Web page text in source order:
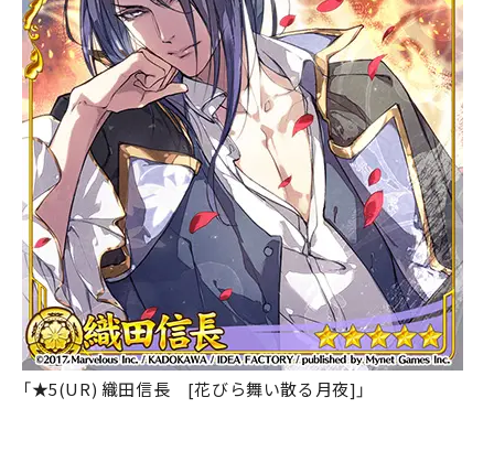
「★5(UR) 織田信長 [花びら舞い散る月夜]」